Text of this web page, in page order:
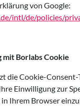
von Google:
intl/de/policies/
Borlabs Cookie
die Cookie-Consent-
Einwilligung zur
Ihrem Browser